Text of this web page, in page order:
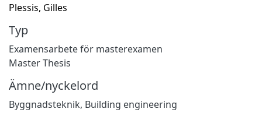
Plessis, Gilles
Typ
Examensarbete för masterexamen
Master Thesis
Ämne/nyckelord
Byggnadsteknik, Building engineering